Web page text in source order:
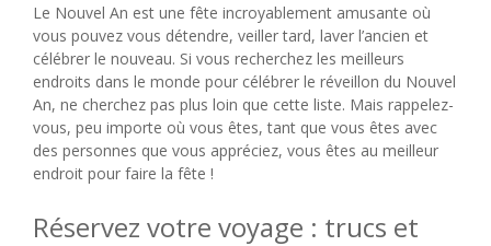
Le Nouvel An est une fête incroyablement amusante où
vous pouvez vous détendre, veiller tard, laver l’ancien et
célébrer le nouveau. Si vous recherchez les meilleurs
endroits dans le monde pour célébrer le réveillon du Nouvel
An, ne cherchez pas plus loin que cette liste. Mais rappelez-
vous, peu importe où vous êtes, tant que vous êtes avec
des personnes que vous appréciez, vous êtes au meilleur
endroit pour faire la fête !
Réservez votre voyage : trucs et